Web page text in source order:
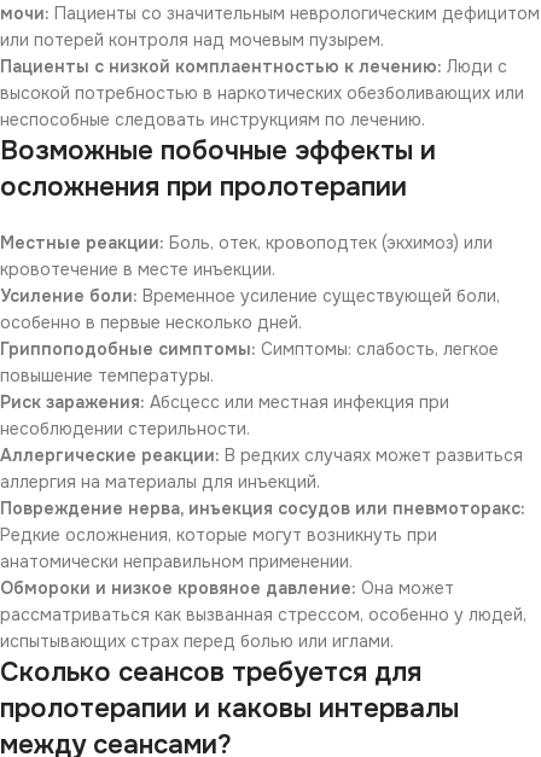
мочи: Пациенты со значительным неврологическим дефицитом
или потерей контроля над мочевым пузырем.
Пациенты с низкой комплаентностью к лечению: Люди с
высокой потребностью в наркотических обезболивающих или
неспособные следовать инструкциям по лечению.
Возможные побочные эффекты и
осложнения при пролотерапии
Местные реакции: Боль, отек, кровоподтек (экхимоз) или
кровотечение в месте инъекции.
Усиление боли: Временное усиление существующей боли,
особенно в первые несколько дней.
Гриппоподобные симптомы: Симптомы: слабость, легкое
повышение температуры.
Риск заражения: Абсцесс или местная инфекция при
несоблюдении стерильности.
Аллергические реакции: В редких случаях может развиться
аллергия на материалы для инъекций.
Повреждение нерва, инъекция сосудов или пневмоторакс:
Редкие осложнения, которые могут возникнуть при
анатомически неправильном применении.
Обмороки и низкое кровяное давление: Она может
рассматриваться как вызванная стрессом, особенно у людей,
испытывающих страх перед болью или иглами.
Сколько сеансов требуется для
пролотерапии и каковы интервалы
между сеансами?